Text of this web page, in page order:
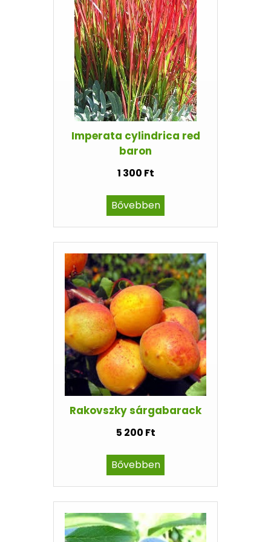
Imperata cylindrica red
baron
1 300 Ft
Bővebben
Rakovszky sárgabarack
5 200 Ft
Bővebben